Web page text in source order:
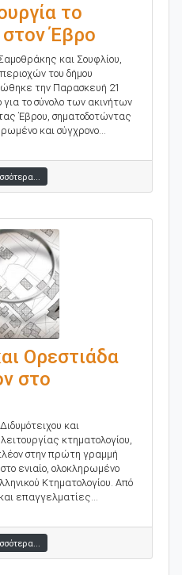
το
στον Έβρο
και Σουφλίου,
του δήμου
την Παρασκευή 21
το σύνολο των ακινήτων
Έβρου, σηματοδοτώντας
και σύγχρονο...
Ορεστιάδα
στο
και
κτηματολογίου,
στην πρώτη γραμμή
ενιαίο, ολοκληρωμένο
Κτηματολογίου. Από
επαγγελματίες...